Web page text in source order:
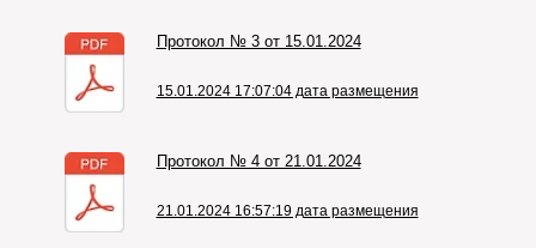
Протокол № 3 от 15.01.2024
15.01.2024 17:07:04 дата размещения
Протокол № 4 от 21.01.2024
21.01.2024 16:57:19 дата размещения